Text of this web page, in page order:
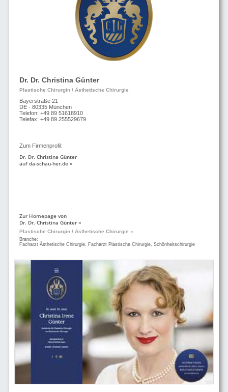
Dr. Dr. Christina Günter
Plastische Chirurgin / Ästhetische Chirurgie
Bayerstraße 21
DE - 80335 München
Telefon: +49 89 51618910
Telefax: +49 89 255529679
Zum Firmenprofil:
Dr. Dr. Christina Günter
auf da-schau-her.de »
Zur Homepage von
Dr. Dr. Christina Günter »
Plastische Chirurgin / Ästhetische Chirurgie »
Branche:
Facharzt Ästhetische Chirurgie, Facharzt Plastische Chirurgie, Schönheitschirurgie